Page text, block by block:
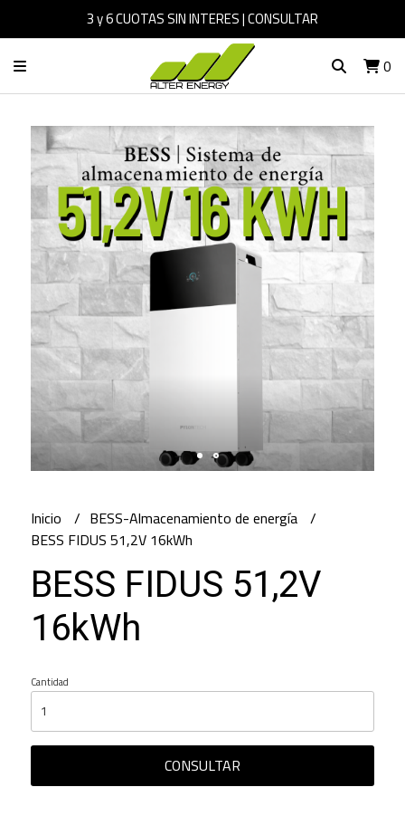
3 y 6 CUOTAS SIN INTERES | CONSULTAR
0
Inicio
BESS-Almacenamiento de energía
BESS FIDUS 51,2V 16kWh
BESS FIDUS 51,2V
16kWh
Cantidad
CONSULTAR